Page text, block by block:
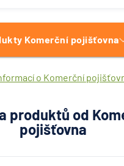
Komerční pojišťovna
o Komerční
produktů od
pojišťovna